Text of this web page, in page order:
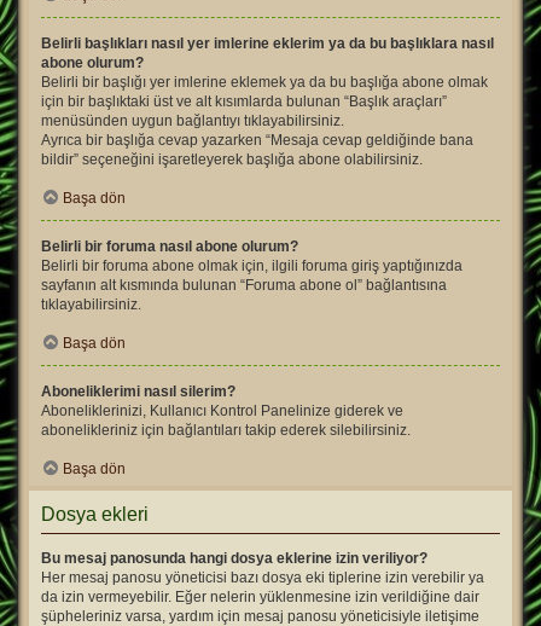
Belirli başlıkları nasıl yer imlerine eklerim ya da bu başlıklara nasıl
abone olurum?
Belirli bir başlığı yer imlerine eklemek ya da bu başlığa abone olmak
için bir başlıktaki üst ve alt kısımlarda bulunan “Başlık araçları”
menüsünden uygun bağlantıyı tıklayabilirsiniz.
Ayrıca bir başlığa cevap yazarken “Mesaja cevap geldiğinde bana
bildir” seçeneğini işaretleyerek başlığa abone olabilirsiniz.
Başa dön
Belirli bir foruma nasıl abone olurum?
Belirli bir foruma abone olmak için, ilgili foruma giriş yaptığınızda
sayfanın alt kısmında bulunan “Foruma abone ol” bağlantısına
tıklayabilirsiniz.
Başa dön
Aboneliklerimi nasıl silerim?
Aboneliklerinizi, Kullanıcı Kontrol Panelinize giderek ve
abonelikleriniz için bağlantıları takip ederek silebilirsiniz.
Başa dön
Dosya ekleri
Bu mesaj panosunda hangi dosya eklerine izin veriliyor?
Her mesaj panosu yöneticisi bazı dosya eki tiplerine izin verebilir ya
da izin vermeyebilir. Eğer nelerin yüklenmesine izin verildiğine dair
şüpheleriniz varsa, yardım için mesaj panosu yöneticisiyle iletişime